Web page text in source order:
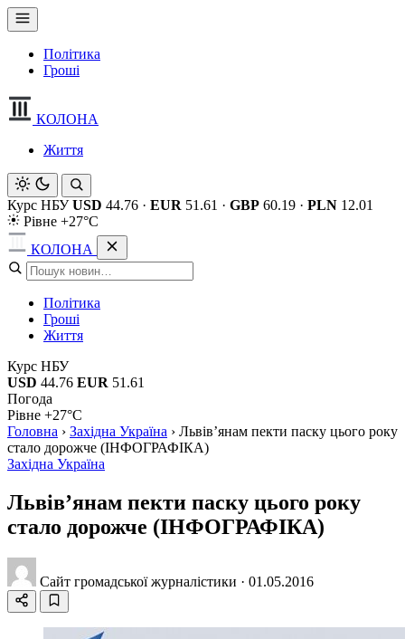
Політика
Гроші
КОЛОНА
Життя
Курс НБУ USD 44.76 · EUR 51.61 · GBP 60.19 · PLN 12.01
Рівне +27°C
КОЛОНА
Політика
Гроші
Життя
Курс НБУ
USD 44.76 EUR 51.61
Погода
Рівне +27°C
Головна › Західна Україна › Львів’янам пекти паску цього року
стало дорожче (ІНФОГРАФІКА)
Західна Україна
Львів’янам пекти паску цього року
стало дорожче (ІНФОГРАФІКА)
Сайт громадської журналістики · 01.05.2016